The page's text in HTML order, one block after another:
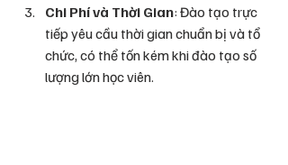
Chi Phí và Thời Gian: Đào tạo trực
tiếp yêu cầu thời gian chuẩn bị và tổ
chức, có thể tốn kém khi đào tạo số
lượng lớn học viên.